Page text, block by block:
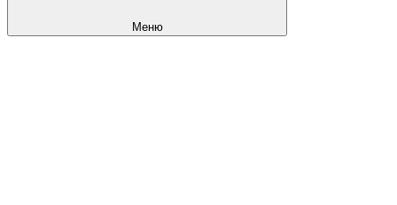
Меню